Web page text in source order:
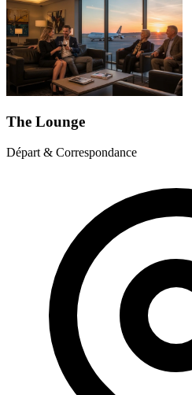
The Lounge
Départ & Correspondance